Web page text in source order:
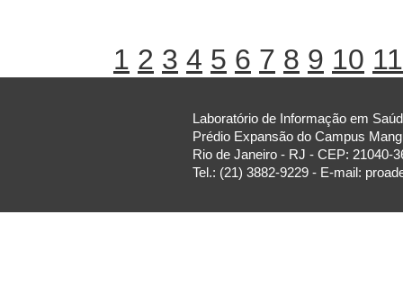
1 2 3 4 5 6 7 8 9 10 11
Laboratório de Informação em
Prédio Expansão do Campus
Rio de Janeiro - RJ - CEP: 21040-
Tel.: (21) 3882-9229 - E-mail: